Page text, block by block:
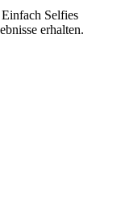
Selfies
erhalten.